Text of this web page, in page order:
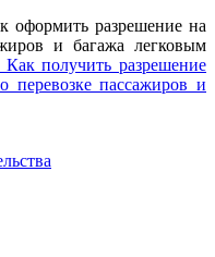
оформить разрешение на
и багажа легковым
получить разрешение
перевозке пассажиров и